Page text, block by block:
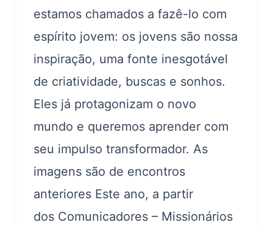
estamos chamados a fazê-lo com
espírito jovem: os jovens são nossa
inspiração, uma fonte inesgotável
de criatividade, buscas e sonhos.
Eles já protagonizam o novo
mundo e queremos aprender com
seu impulso transformador. As
imagens são de encontros
anteriores Este ano, a partir
dos Comunicadores – Missionários